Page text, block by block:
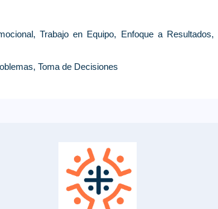
Trabajo en Equipo, Enfoque a Resultados,
Toma de Decisiones